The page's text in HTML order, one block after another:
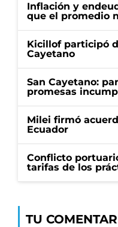
Inflación y
que el promedio
Kicillof participó
Cayetano
San Cayetano:
promesas
Milei firmó
Ecuador
Conflicto
tarifas de los
TU